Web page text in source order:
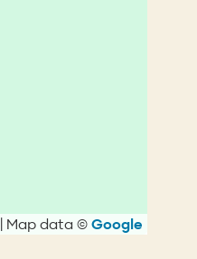
|Map data © Google